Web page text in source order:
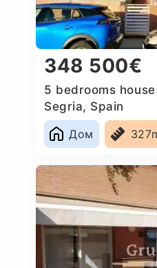
348 500€
5 bedrooms
Segria, Spain
Дом